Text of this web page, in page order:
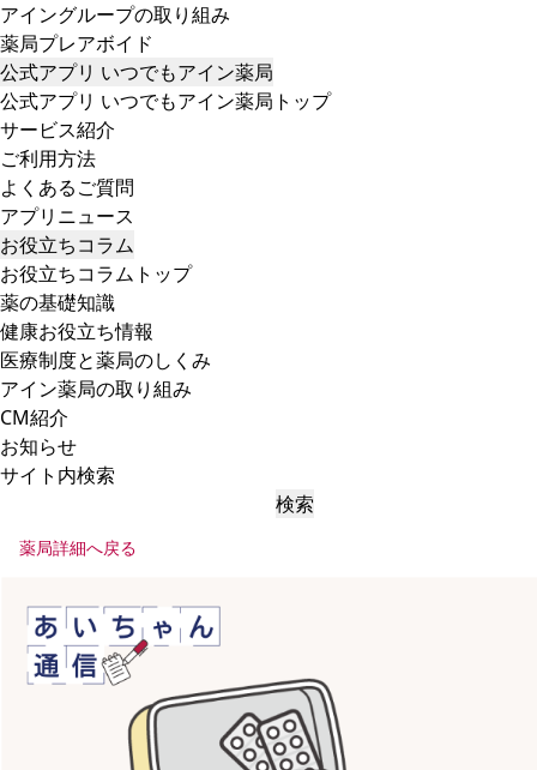
アイングループの取り組み
薬局プレアボイド
公式アプリ いつでもアイン薬局
公式アプリ いつでもアイン薬局トップ
サービス紹介
ご利用方法
よくあるご質問
アプリニュース
お役立ちコラム
お役立ちコラムトップ
薬の基礎知識
健康お役立ち情報
医療制度と薬局のしくみ
アイン薬局の取り組み
CM紹介
お知らせ
サイト内検索
検索
薬局詳細へ戻る